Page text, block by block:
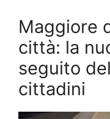
Maggiore
città: la
seguito
cittadini